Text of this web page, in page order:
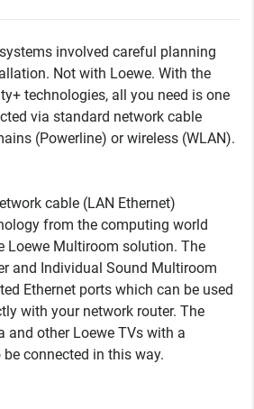
involved careful planning
Not with Loewe. With the
technologies, all you need is one
via standard network cable
(Powerline) or wireless (WLAN).
cable (LAN Ethernet)
from the computing world
Loewe Multiroom solution. The
and Individual Sound Multiroom
Ethernet ports which can be used
with your network router. The
and other Loewe TVs with a
connected in this way.